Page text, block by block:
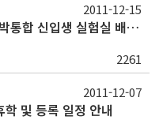
2012학년도 전기 WCU 대학원 석박통합 신입생 실험실 배정 안내(시간변경)
2261
2011-12-15
및 등록 일정 안내
2011-12-07